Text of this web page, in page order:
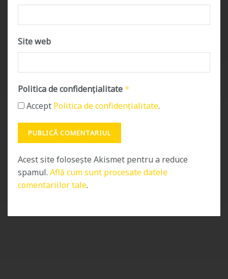
Site web
Politica de confidențialitate *
Accept Politica de confidențialitate.
Acest site folosește Akismet pentru a reduce
spamul. Află cum sunt procesate datele
comentariilor tale.